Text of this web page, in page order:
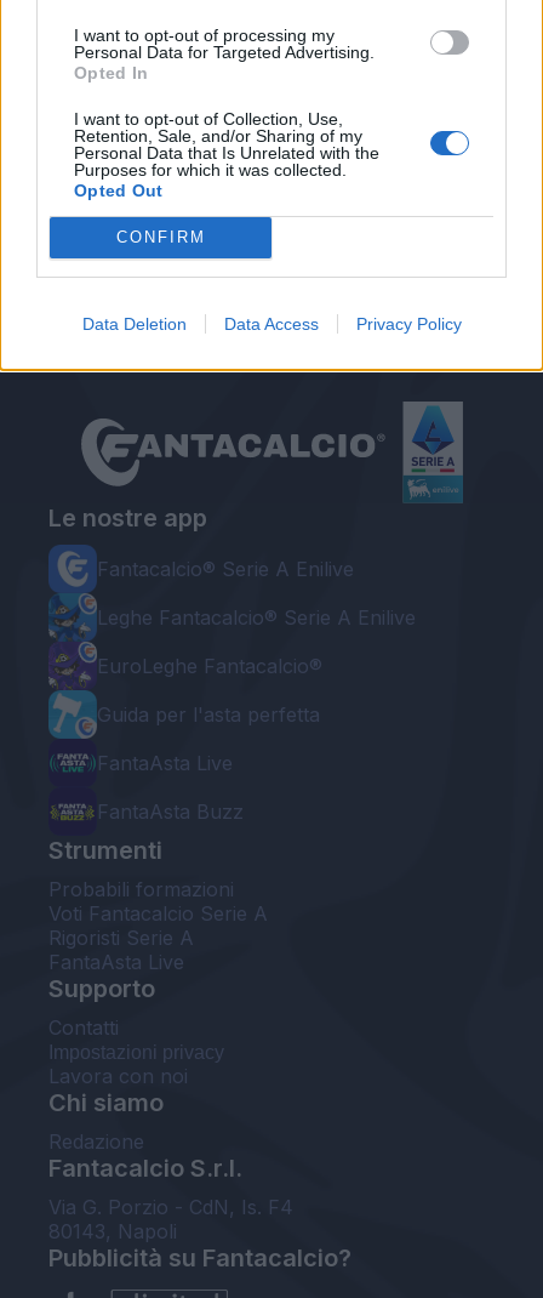
I want to opt-out of processing my
Personal Data for Targeted Advertising.
Opted In
I want to opt-out of Collection, Use,
Retention, Sale, and/or Sharing of my
Personal Data that Is Unrelated with the
Purposes for which it was collected.
Opted Out
CONFIRM
Data Deletion Data Access Privacy Policy
Redazione Fantacalcio.it
Le nostre app
Fantacalcio® Serie A Enilive
Leghe Fantacalcio® Serie A Enilive
EuroLeghe Fantacalcio®
Guida per l'asta perfetta
FantaAsta Live
FantaAsta Buzz
Strumenti
Probabili formazioni
Voti Fantacalcio Serie A
Rigoristi Serie A
FantaAsta Live
Supporto
Contatti
Impostazioni privacy
Lavora con noi
Chi siamo
Redazione
Fantacalcio S.r.l.
Via G. Porzio - CdN, Is. F4
80143, Napoli
Pubblicità su Fantacalcio?